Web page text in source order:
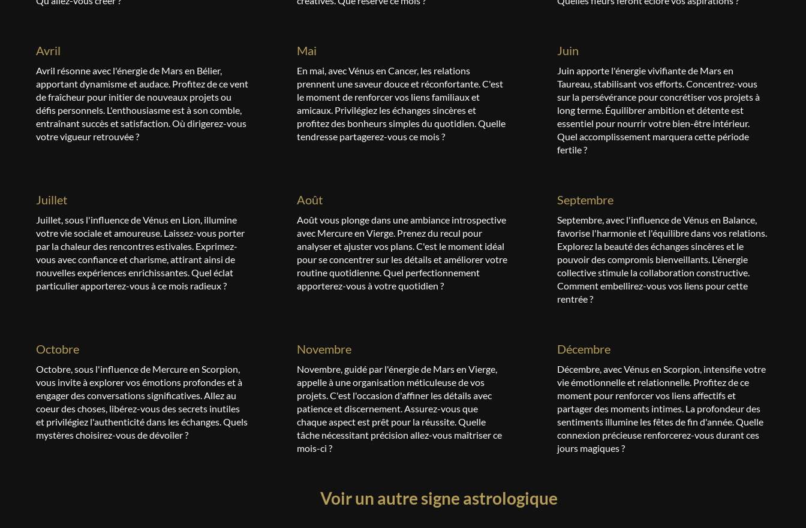
avril
Avril résonne avec l'énergie de Mars en Bélier,
apportant dynamisme et audace. Profitez de ce vent
de fraîcheur pour initier de nouveaux projets ou
défis personnels. L'enthousiasme est à son comble,
entraînant succès et satisfaction. Où dirigerez-vous
votre vigueur retrouvée ?
mai
En mai, avec Vénus en Cancer, les relations
prennent une saveur douce et réconfortante. C'est
le moment de renforcer vos liens familiaux et
amicaux. Privilégiez les échanges sincères et
profitez des bonheurs simples du quotidien. Quelle
tendresse partagerez-vous ce mois ?
juin
Juin apporte l'énergie vivifiante de Mars en
Taureau, stabilisant vos efforts. Concentrez-vous
sur la persévérance pour concrétiser vos projets à
long terme. Équilibrer ambition et détente est
essentiel pour nourrir votre bien-être intérieur.
Quel accomplissement marquera cette période
fertile ?
juillet
Juillet, sous l'influence de Vénus en Lion, illumine
votre vie sociale et amoureuse. Laissez-vous porter
par la chaleur des rencontres estivales. Exprimez-
vous avec confiance et charisme, attirant ainsi de
nouvelles expériences enrichissantes. Quel éclat
particulier apporterez-vous à ce mois radieux ?
août
Août vous plonge dans une ambiance introspective
avec Mercure en Vierge. Prenez du recul pour
analyser et ajuster vos plans. C'est le moment idéal
pour se concentrer sur les détails et améliorer votre
routine quotidienne. Quel perfectionnement
apporterez-vous à votre quotidien ?
septembre
Septembre, avec l'influence de Vénus en Balance,
favorise l'harmonie et l'équilibre dans vos relations.
Explorez la beauté des échanges sincères et le
pouvoir des compromis bienveillants. L'énergie
collective stimule la collaboration constructive.
Comment embellirez-vous vos liens pour cette
rentrée ?
octobre
Octobre, sous l'influence de Mercure en Scorpion,
vous invite à explorer vos émotions profondes et à
engager des conversations significatives. Allez au
coeur des choses, libérez-vous des secrets inutiles
et privilégiez l'authenticité dans les échanges. Quels
mystères choisirez-vous de dévoiler ?
novembre
Novembre, guidé par l'énergie de Mars en Vierge,
appelle à une organisation méticuleuse de vos
projets. C'est l'occasion d'affiner les détails avec
patience et discernement. Assurez-vous que
chaque aspect est prêt pour la réussite. Quelle
tâche nécessitant précision allez-vous maîtriser ce
mois-ci ?
décembre
Décembre, avec Vénus en Scorpion, intensifie votre
vie émotionnelle et relationnelle. Profitez de ce
moment pour renforcer vos liens affectifs et
partager des moments intimes. La profondeur des
sentiments illumine les fêtes de fin d'année. Quelle
connexion précieuse renforcerez-vous durant ces
jours magiques ?
Voir un autre signe astrologique